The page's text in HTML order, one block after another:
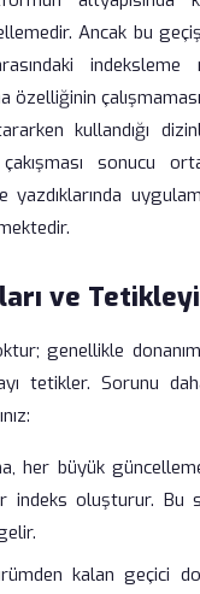
Ancak bu
indeksleme
özelliğinin
kullandığı
sonucu
ve
genellikle donanım
tetikler. Sorunu
her büyük
oluşturur. Bu
kalan geçici